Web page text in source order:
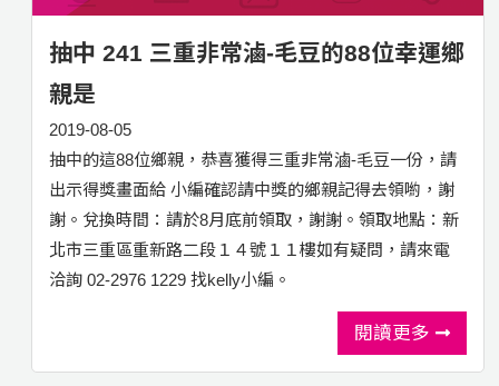
抽中 241 三重非常滷-毛豆的88位幸運鄉
親是
2019-08-05
抽中的這88位鄉親，恭喜獲得三重非常滷-毛豆一份，請
出示得獎畫面給 小編確認請中獎的鄉親記得去領喲，謝
謝。兌換時間：請於8月底前領取，謝謝。領取地點：新
北市三重區重新路二段１４號１１樓如有疑問，請來電
洽詢 02-2976 1229 找kelly小編。
閱讀更多